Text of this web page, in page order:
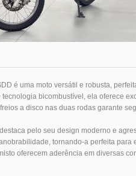
é uma moto versátil e robusta,
bicombustível, ela oferece
a disco nas duas rodas garante
pelo seu design moderno e
tornando-a perfeita para
oferecem aderência em diversas